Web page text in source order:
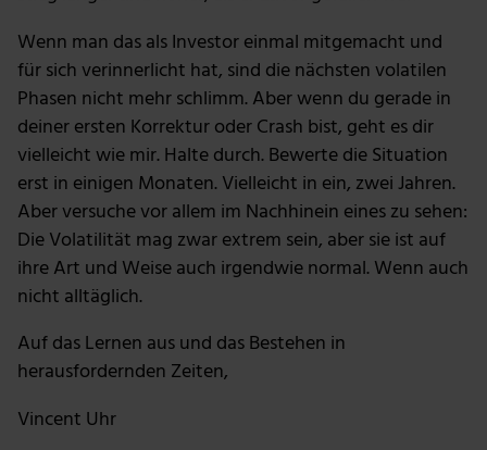
möglicherweise mit weiteren Daten zusammen, die du
ihnen bereitgestellt hast oder die sie im Rahmen deiner
Nutzung der Dienste gesammelt haben.
Wenn man das als Investor einmal mitgemacht und
für sich verinnerlicht hat, sind die nächsten volatilen
Phasen nicht mehr schlimm. Aber wenn du gerade in
deiner ersten Korrektur oder Crash bist, geht es dir
vielleicht wie mir. Halte durch. Bewerte die Situation
erst in einigen Monaten. Vielleicht in ein, zwei Jahren.
Aber versuche vor allem im Nachhinein eines zu sehen:
Die Volatilität mag zwar extrem sein, aber sie ist auf
ihre Art und Weise auch irgendwie normal. Wenn auch
nicht alltäglich.
Auf das Lernen aus und das Bestehen in
herausfordernden Zeiten,
Vincent Uhr